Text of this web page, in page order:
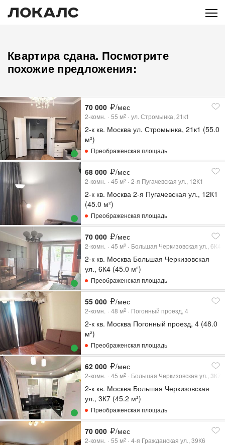
Квартира сдана. Посмотрите
похожие предложения:
70 000 /мес
2-комн. 55 м2 ул. Стромынка, 21к1
2-к кв. Москва ул. Стромынка, 21к1 (55.0
м²)
Преображенская площадь
68 000 /мес
2-комн. 45 м2 2-я Пугачевская ул., 12К1
2-к кв. Москва 2-я Пугачевская ул., 12К1
(45.0 м²)
Преображенская площадь
70 000 /мес
2-комн. 45 м2 Большая Черкизовская ул., 6К4
2-к кв. Москва Большая Черкизовская
ул., 6К4 (45.0 м²)
Преображенская площадь
55 000 /мес
2-комн. 48 м2 Погонный проезд, 4
2-к кв. Москва Погонный проезд, 4 (48.0
м²)
Преображенская площадь
62 000 /мес
2-комн. 45 м2 Большая Черкизовская ул., 3К7
2-к кв. Москва Большая Черкизовская
ул., 3К7 (45.2 м²)
Преображенская площадь
70 000 /мес
2-комн. 55 м2 4-я Гражданская ул., 39К6